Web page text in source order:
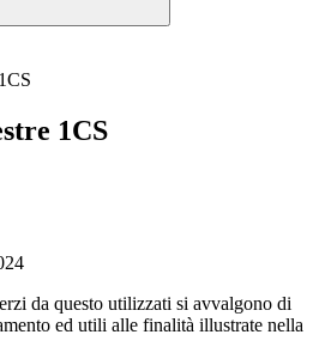
1CS
da questo utilizzati si avvalgono di
ed utili alle finalità illustrate nella